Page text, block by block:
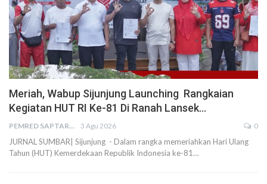
Meriah, Wabup Sijunjung Launching Rangkaian
Kegiatan HUT RI Ke-81 Di Ranah Lansek…
PEMRED SAPTARIUS 3 Agu 2026 0
JURNAL SUMBAR| Sijunjung - Dalam rangka memeriahkan Hari Ulang
Tahun (HUT) Kemerdekaan Republik Indonesia ke-81…